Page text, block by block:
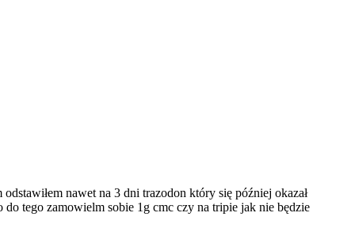
nawet na 3 dni trazodon który się później okazał
tego zamowielm sobie 1g cmc czy na tripie jak nie będzie